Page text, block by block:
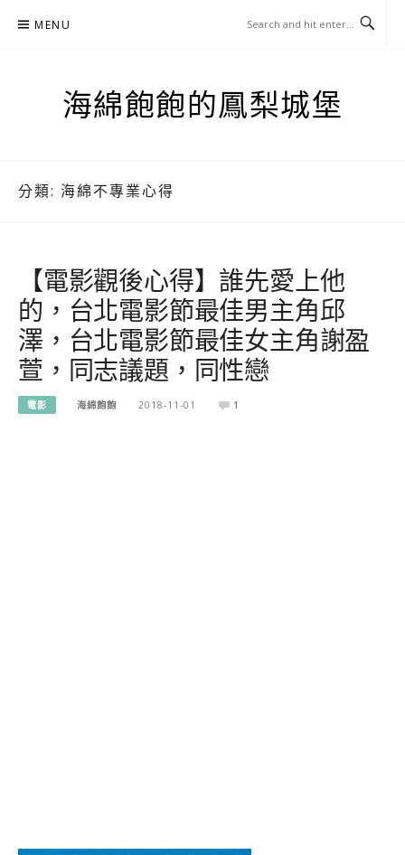
MENU
海綿飽飽的鳳梨城堡
分類: 海綿不專業心得
【電影觀後心得】誰先愛上他
的，台北電影節最佳男主角邱
澤，台北電影節最佳女主角謝盈
萱，同志議題，同性戀
電影 海綿飽飽 2018-11-01 1